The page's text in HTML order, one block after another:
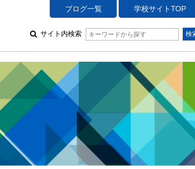
ブログ一覧 学校サイトTOP
サイト内検索